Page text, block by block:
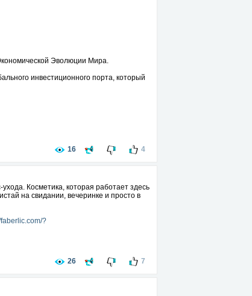
Эволюции Мира.
инвестиционного порта, который
16 4
Косметика, которая работает здесь
на свидании, вечеринке и просто в
faberlic.com/?
26 7